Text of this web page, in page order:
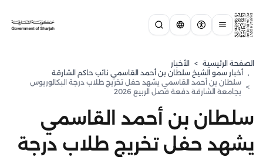
الصفحة الرئيسية > الأخبار
, ⁠أخبار سمو الشيخ سلطان بن أحمد القاسمي نائب حاكم الشارقة
>
سلطان بن أحمد القاسمي يشهد حفل تخريج طلاب درجة البكالوريوس
بجامعة الشارقة دفعة فصل الربيع 2026
سلطان بن أحمد القاسمي
يشهد حفل تخريج طلاب درجة